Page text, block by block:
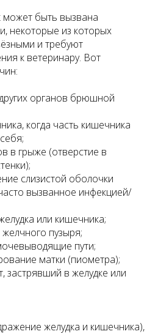
может быть вызвана
некоторые из которых
и требуют
к ветеринару. Вот
органов брюшной
когда часть кишечника
в грыже (отверстие в
слизистой оболочки
вызванное инфекцией/
или кишечника;
пузыря;
пути;
матки (пиометра);
застрявший в желудке или
желудка и кишечника),